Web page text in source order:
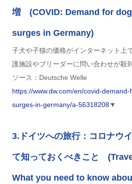
増 (COVID: Demand for
surges in Germany)
子犬や子猫の価格がインターネット上
護施設やブリーダーに問い合わせが殺
ソース：Deutsche Welle
https://www.dw.com/en/covid-
surges-in-germany/a-56318208 ▼
3.ドイツへの旅行：コロナウ
て知っておくべきこと
What you need to know